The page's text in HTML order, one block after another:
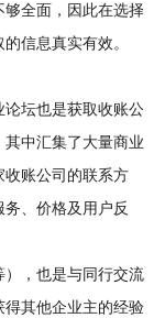
全面，因此在选择
信息真实有效。
坛也是获取收账公
中汇集了大量商业
收账公司的联系方
、价格及用户反
，也是与同行交流
其他企业主的经验